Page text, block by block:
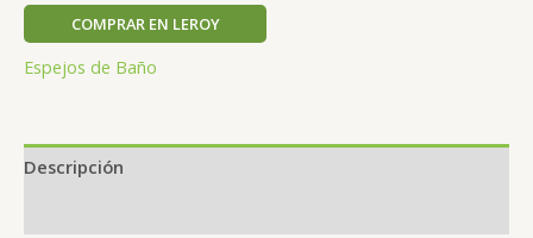
COMPRAR EN LEROY
Espejos de Baño
Descripción